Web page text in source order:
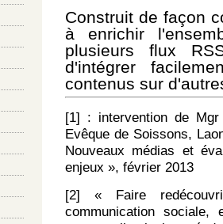
Construit de façon
à enrichir
plusieurs flux
d'intégrer
contenus sur
[1] : intervention de
Evêque de Soissons,
Nouveaux médias et
enjeux », février 2013
[2] « Faire
communication